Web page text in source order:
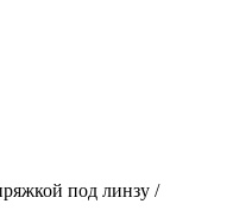
под линзу /